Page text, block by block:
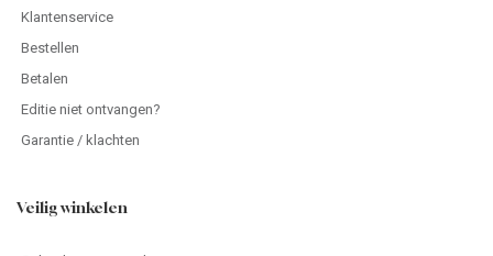
Klantenservice
Bestellen
Betalen
Editie niet ontvangen?
Garantie / klachten
Veilig winkelen